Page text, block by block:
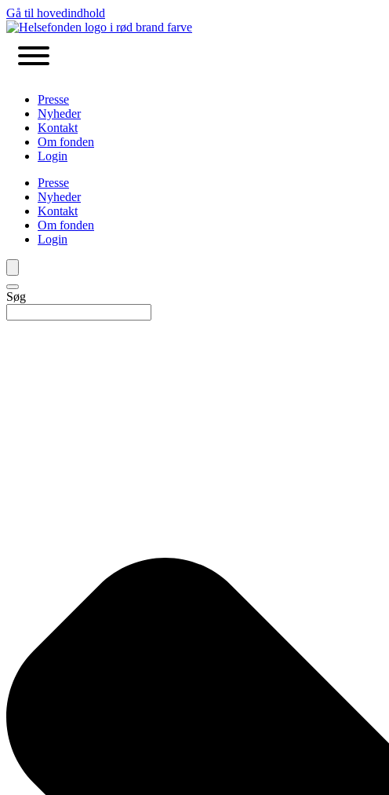
Gå til hovedindhold
Presse
Nyheder
Kontakt
Om fonden
Login
Presse
Nyheder
Kontakt
Om fonden
Login
Søg